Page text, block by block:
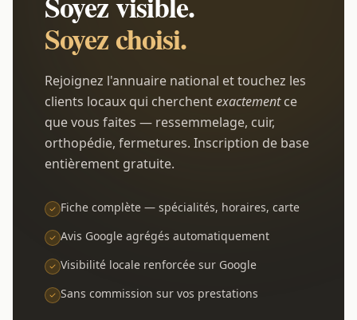
Soyez choisi.
Rejoignez l'annuaire national et touchez les
clients locaux qui cherchentexactementce
que vous faites — ressemmelage, cuir,
orthopédie, fermetures. Inscription de base
entièrement gratuite.
Fiche complète — spécialités, horaires, carte
Avis Google agrégés automatiquement
Visibilité locale renforcée sur Google
Sans commission sur vos prestations